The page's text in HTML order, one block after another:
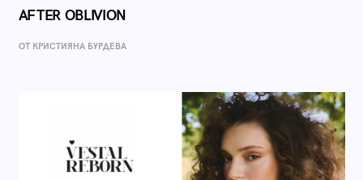
AFTER OBLIVION
ОТ КРИСТИЯНА БУРДЕВА